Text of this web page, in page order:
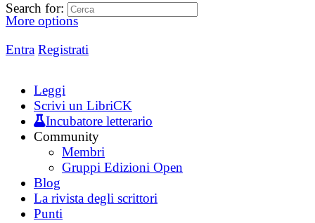
More options
Entra Registrati
Search for:
Leggi
Scrivi un LibriCK
Incubatore letterario
Community
Membri
Gruppi Edizioni Open
Blog
La rivista degli scrittori
Punti